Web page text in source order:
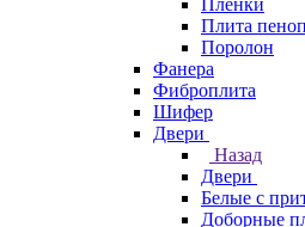
Пленки
Плита
Поролон
Фанера
Фиброплита
Шифер
Двери
Назад
Двери
Белые с
Доборные